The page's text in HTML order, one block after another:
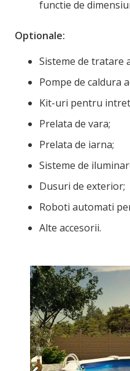
functie de
Optionale:
Sisteme de tratare
Pompe de caldura
Kit-uri pentru
Prelata de vara;
Prelata de iarna;
Sisteme de
Dusuri de exterior;
Roboti automati
Alte accesorii.